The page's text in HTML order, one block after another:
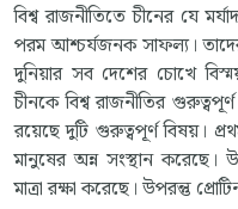
বিশ্ব রাজনীতিতে চীনের যে
পরম আশ্চর্যজনক সাফল্য। তাদের
দুনিয়ার সব দেশের চোখে
চীনকে বিশ্ব রাজনীতির
রয়েছে দুটি গুরুত্বপূর্ণ বিষয়।
মানুষের অন্ন সংস্থান করেছে।
মাত্রা রক্ষা করেছে। উপরন্তু